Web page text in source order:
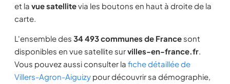
et la vue satellitevia les boutons en haut à droite de la
carte.
L'ensemble des 34 493 communes de France sont
disponibles en vue satellite survilles-en-france.fr.
Vous pouvez aussi consulter la fiche détaillée de
Villers-Agron-Aiguizy pour découvrir sa démographie,